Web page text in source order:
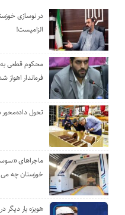
در نوسازی
الزامیست!
محکوم قطعی به
فرماندار اهواز
تحول داده‌محور
ماجراهای
خوزستان چه
هویزه بار دیگر